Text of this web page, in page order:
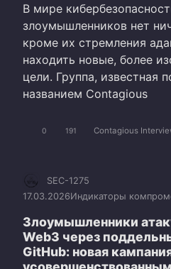
В мире
злоумышленников нет
кроме их стремления
находить новые, более
цели. Группа, известная
названием Contagious
0 191 Contagious
SEC-1275
17.03.2026Индикаторы
Злоумышленники
Web3 через
GitHub: новая